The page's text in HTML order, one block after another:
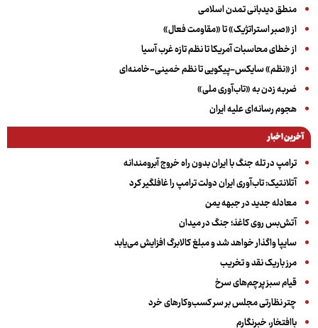
منطق دیدبانی تمدن اسلامی
از «صبر استراتژیک» تا «مقاومت فعال»
از خطای محاسبات آمریکا تا نظم تازه غرب آسیا
از «نظم» سایکس-پیکویی تا نظم خمینی-خامنه‌ای
ضربه زدن به «تاب‌آوری ملی»
هجوم رسانه‌ای علیه ایران
آخرین اخبار
ترامپ در تله جنگ با ایران بدون راه خروج آبرومندانه
آتلانتیک: تاب‌آوری ایران دولت ترامپ را غافلگیر کرد
معادله جدید در جبهه یمن
آتش‌بس روی کاغذ؛ جنگ در میدان
سایپا واگذار خواهد شد و مبلغ کالابرگ افزایش می‌یابد
مرز باریک نقد و تخریب
قیام سبز پرچم‌های سرخ
چتر نظارتی مجلس بر سر کسب‌وکارهای خرد
باافتخار، خبرنگارم